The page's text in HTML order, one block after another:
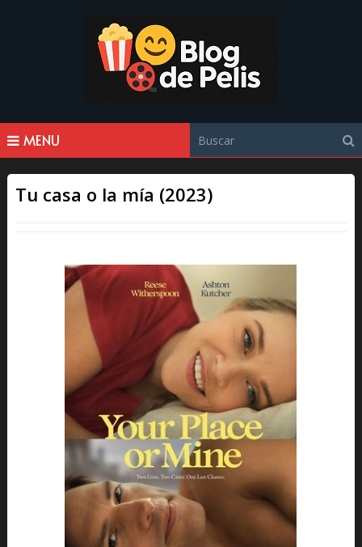
MENU
Tu casa o la mía (2023)